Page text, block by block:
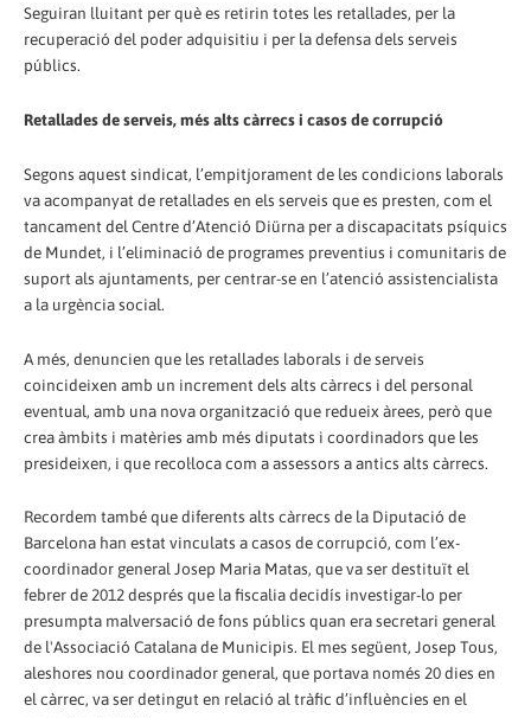
Seguiran lluitant per què es retirin totes les retallades, per la
recuperació del poder adquisitiu i per la defensa dels serveis
públics.
Retallades de serveis, més alts càrrecs i casos de corrupció
Segons aquest sindicat, l’empitjorament de les condicions laborals
va acompanyat de retallades en els serveis que es presten, com el
tancament del Centre d’Atenció Diürna per a discapacitats psíquics
de Mundet, i l’eliminació de programes preventius i comunitaris de
suport als ajuntaments, per centrar-se en l’atenció assistencialista
a la urgència social.
A més, denuncien que les retallades laborals i de serveis
coincideixen amb un increment dels alts càrrecs i del personal
eventual, amb una nova organització que redueix àrees, però que
crea àmbits i matèries amb més diputats i coordinadors que les
presideixen, i que recol·loca com a assessors a antics alts càrrecs.
Recordem també que diferents alts càrrecs de la Diputació de
Barcelona han estat vinculats a casos de corrupció, com l’ex-
coordinador general Josep Maria Matas, que va ser destituït el
febrer de 2012 després que la fiscalia decidís investigar-lo per
presumpta malversació de fons públics quan era secretari general
de l'Associació Catalana de Municipis. El mes següent, Josep Tous,
aleshores nou coordinador general, que portava només 20 dies en
el càrrec, va ser detingut en relació al tràfic d’influències en el